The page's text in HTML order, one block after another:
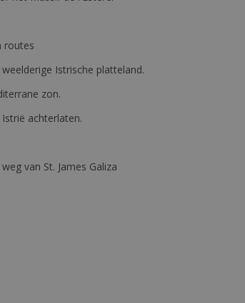
routes
Istrische platteland.
zon.
achterlaten.
van St. James Galiza